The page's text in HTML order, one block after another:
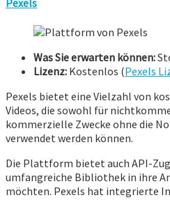
Pexels
Was Sie erwarten können:
Lizenz: Kostenlos (Pexels
Pexels bietet eine Vielzahl von
Videos, die sowohl für
kommerzielle Zwecke ohne die
verwendet werden können.
Die Plattform bietet auch API-
umfangreiche Bibliothek in ihre
möchten. Pexels hat integrierte